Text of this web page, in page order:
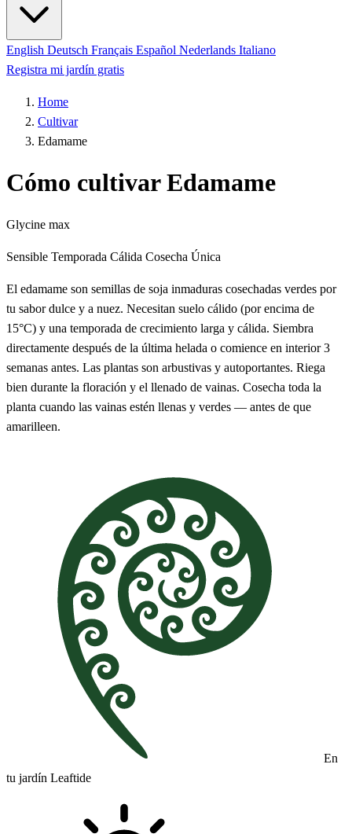
English Deutsch Français Español Nederlands Italiano
Registra mi jardín gratis
Home
Cultivar
Edamame
Cómo cultivar Edamame
Glycine max
Sensible Temporada Cálida Cosecha Única
El edamame son semillas de soja inmaduras cosechadas verdes por
tu sabor dulce y a nuez. Necesitan suelo cálido (por encima de
15°C) y una temporada de crecimiento larga y cálida. Siembra
directamente después de la última helada o comience en interior 3
semanas antes. Las plantas son arbustivas y autoportantes. Riega
bien durante la floración y el llenado de vainas. Cosecha toda la
planta cuando las vainas estén llenas y verdes — antes de que
amarilleen.
En
tu jardín Leaftide